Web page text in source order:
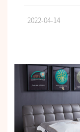
2022-04-14